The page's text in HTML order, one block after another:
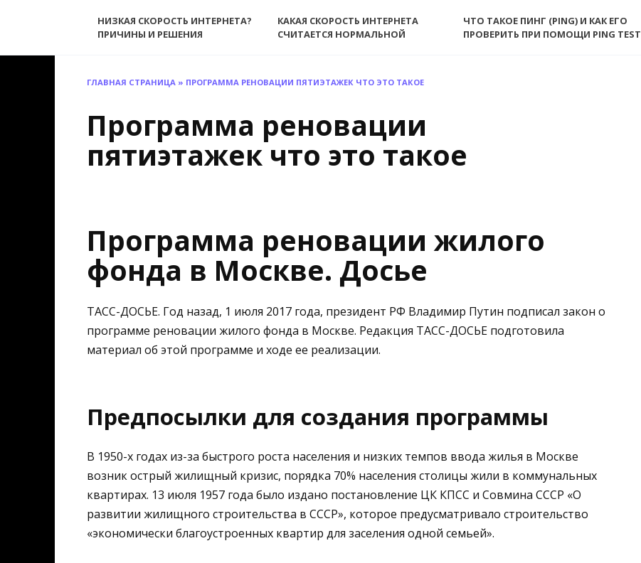
НИЗКАЯ СКОРОСТЬ ИНТЕРНЕТА?
ПРИЧИНЫ И РЕШЕНИЯ
КАКАЯ СКОРОСТЬ ИНТЕРНЕТА
СЧИТАЕТСЯ НОРМАЛЬНОЙ
ЧТО ТАКОЕ ПИНГ (PING) И КАК ЕГО
ПРОВЕРИТЬ ПРИ ПОМОЩИ PING TEST
ГЛАВНАЯ СТРАНИЦА » ПРОГРАММА РЕНОВАЦИИ ПЯТИЭТАЖЕК ЧТО ЭТО ТАКОЕ
Программа реновации
пятиэтажек что это такое
Программа реновации жилого
фонда в Москве. Досье
ТАСС-ДОСЬЕ. Год назад, 1 июля 2017 года, президент РФ Владимир Путин подписал закон о
программе реновации жилого фонда в Москве. Редакция ТАСС-ДОСЬЕ подготовила
материал об этой программе и ходе ее реализации.
Предпосылки для создания программы
В 1950-х годах из-за быстрого роста населения и низких темпов ввода жилья в Москве
возник острый жилищный кризис, порядка 70% населения столицы жили в коммунальных
квартирах. 13 июля 1957 года было издано постановление ЦК КПСС и Совмина СССР «О
развитии жилищного строительства в СССР», которое предусматривало строительство
«экономически благоустроенных квартир для заселения одной семьей».